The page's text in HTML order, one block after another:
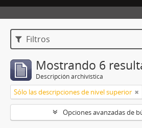
Filtros
Mostrando 6
Descripción archivística
Sólo las descripciones de nivel superior
Opciones avanzadas de